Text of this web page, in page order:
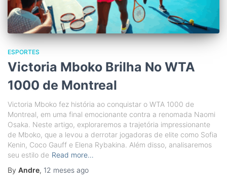
ESPORTES
Victoria Mboko Brilha No WTA
1000 de Montreal
Victoria Mboko fez história ao conquistar o WTA 1000 de
Montreal, em uma final emocionante contra a renomada Naomi
Osaka. Neste artigo, exploraremos a trajetória impressionante
de Mboko, que a levou a derrotar jogadoras de elite como Sofia
Kenin, Coco Gauff e Elena Rybakina. Além disso, analisaremos
seu estilo de Read more…
By Andre, 12 meses ago